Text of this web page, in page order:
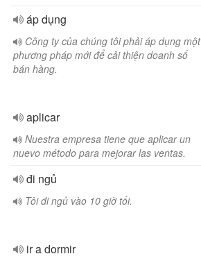
áp dụng
Công ty của chúng tôi phải áp dụng một
phương pháp mới để cải thiện doanh số
bán hàng.
aplicar
Nuestra empresa tiene que aplicar un
nuevo método para mejorar las ventas.
đi ngủ
Tôi đi ngủ vào 10 giờ tối.
ir a dormir